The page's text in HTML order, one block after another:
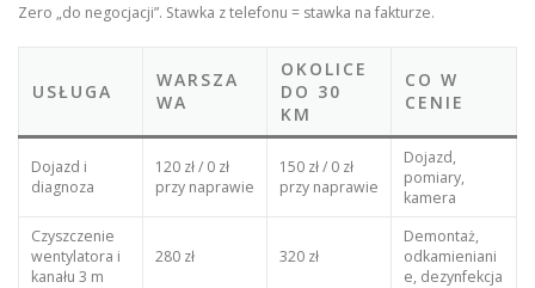
Zero „do negocjacji”. Stawka z telefonu = stawka na fakturze.
USŁUGA
WARSZA
WA
OKOLICE
DO 30
KM
CO W
CENIE
Dojazd i
diagnoza
120 zł / 0 zł
przy naprawie
150 zł / 0 zł
przy naprawie
Dojazd,
pomiary,
kamera
Czyszczenie
wentylatora i
kanału 3 m
280 zł 320 zł
Demontaż,
odkamieniani
e, dezynfekcja